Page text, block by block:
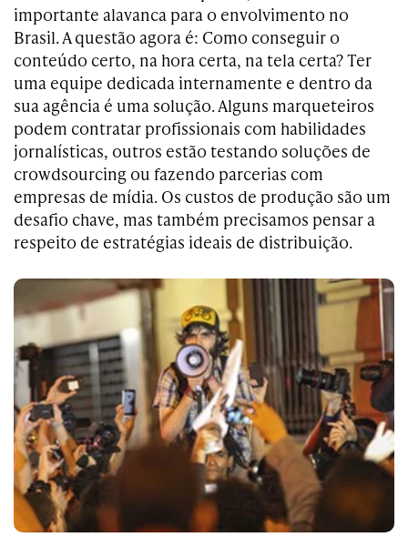
importante alavanca para o envolvimento no
Brasil. A questão agora é: Como conseguir o
conteúdo certo, na hora certa, na tela certa? Ter
uma equipe dedicada internamente e dentro da
sua agência é uma solução. Alguns marqueteiros
podem contratar profissionais com habilidades
jornalísticas, outros estão testando soluções de
crowdsourcing ou fazendo parcerias com
empresas de mídia. Os custos de produção são um
desafio chave, mas também precisamos pensar a
respeito de estratégias ideais de distribuição.